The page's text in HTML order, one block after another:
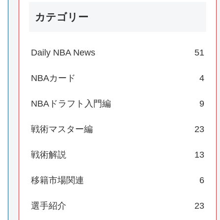
カテゴリー
Daily NBA News 51
NBAカード 4
NBAドラフト入門編 9
戦術マスター編 23
戦術解説 13
移籍市場関連 6
選手紹介 23